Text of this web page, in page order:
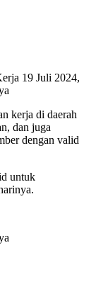
19 Juli 2024,
kerja di daerah
dan juga
dengan valid
untuk